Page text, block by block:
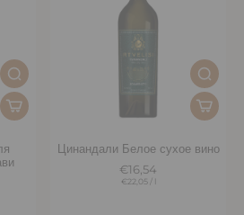
Цинандали Белое сухое вино
€16,54
€22,05/ l